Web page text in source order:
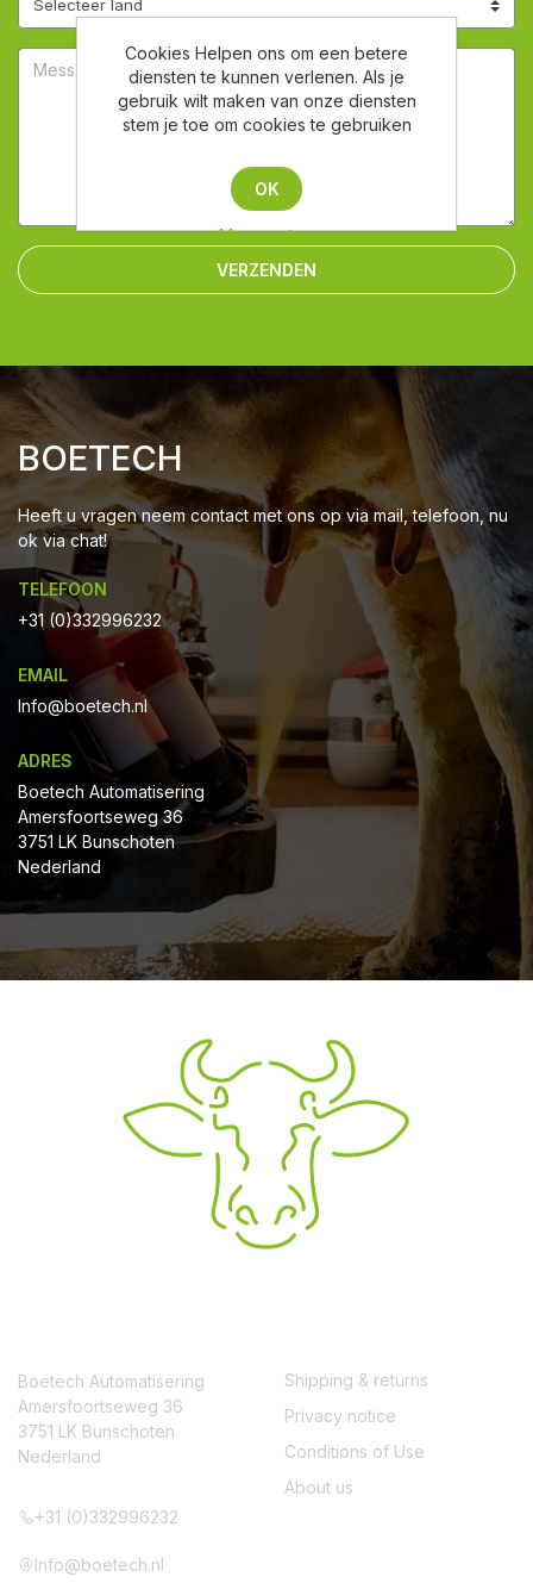
VERZENDEN
BOETECH
Heeft u vragen neem contact met ons op via mail, telefoon, nu
ok via chat!
TELEFOON
+31 (0)332996232
EMAIL
Info@boetech.nl
ADRES
Boetech Automatisering
Amersfoortseweg 36
3751 LK Bunschoten
Nederland
Boetech Automatisering
Amersfoortseweg 36
3751 LK Bunschoten
Nederland
+31 (0)332996232
Info@boetech.nl
Shipping & returns
Privacy notice
Conditions of Use
About us
Cookies Helpen ons om een betere
diensten te kunnen verlenen. Als je
gebruik wilt maken van onze diensten
stem je toe om cookies te gebruiken
OK
Meer weten